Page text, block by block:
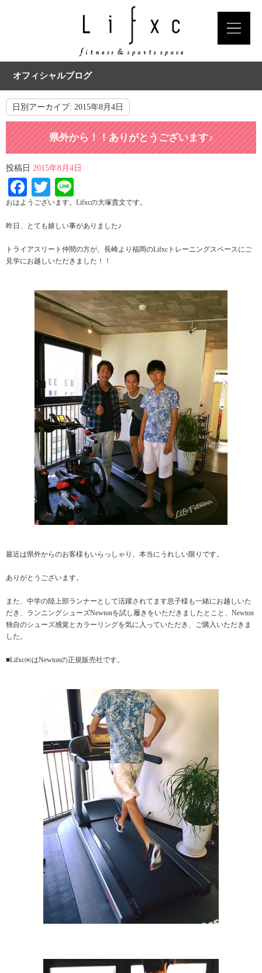
オフィシャルブログ
日別アーカイブ: 2015年8月4日
県外から！！ありがとうございます♪
投稿日 2015年8月4日
Facebook
Twitter
おはようございます。Lifxcの大塚貴文です。
昨日、とても嬉しい事がありました♪
トライアスリート仲間の方が、長崎より福岡のLifxcトレーニングスペースにご
見学にお越しいただきました！！
最近は県外からのお客様もいらっしゃり、本当にうれしい限りです。
ありがとうございます。
また、中学の陸上部ランナーとして活躍されてます息子様も一緒にお越しいた
だき、ランニングシューズNewtonを試し履きをいただきましたとこと、Newton
独自のシューズ感覚とカラーリングを気に入っていただき、ご購入いただきま
した。
■Lifxc㈱はNewtonの正規販売社です。